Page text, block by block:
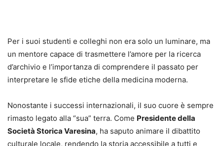
Per i suoi studenti e colleghi non era solo un luminare, ma
un mentore capace di trasmettere l’amore per la ricerca
d’archivio e l’importanza di comprendere il passato per
interpretare le sfide etiche della medicina moderna.
Nonostante i successi internazionali, il suo cuore è sempre
rimasto legato alla “sua” terra. Come Presidente della
Società Storica Varesina, ha saputo animare il dibattito
culturale locale, rendendo la storia accessibile a tutti e